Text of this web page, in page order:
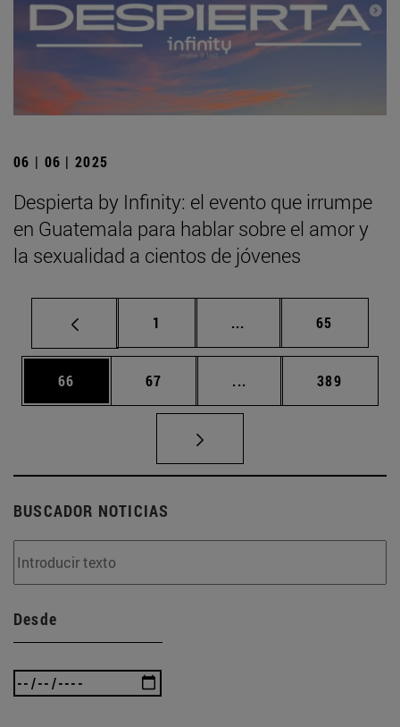
06 | 06 | 2025
Despierta by Infinity: el evento que irrumpe
en Guatemala para hablar sobre el amor y
la sexualidad a cientos de jóvenes
Página
1 ... Páginas intermedias
Página
65
Página
66 Página
67 ... Páginas intermedias
Página
389
BUSCADOR NOTICIAS
Desde